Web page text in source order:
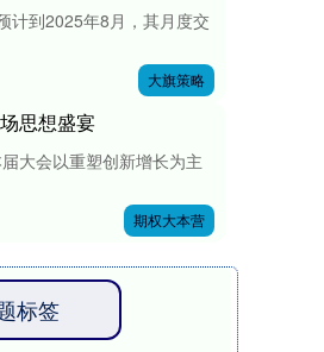
计到2025年8月，其月度交
大旗策略
思想盛宴
大会以重塑创新增长为主
期权大本营
标签